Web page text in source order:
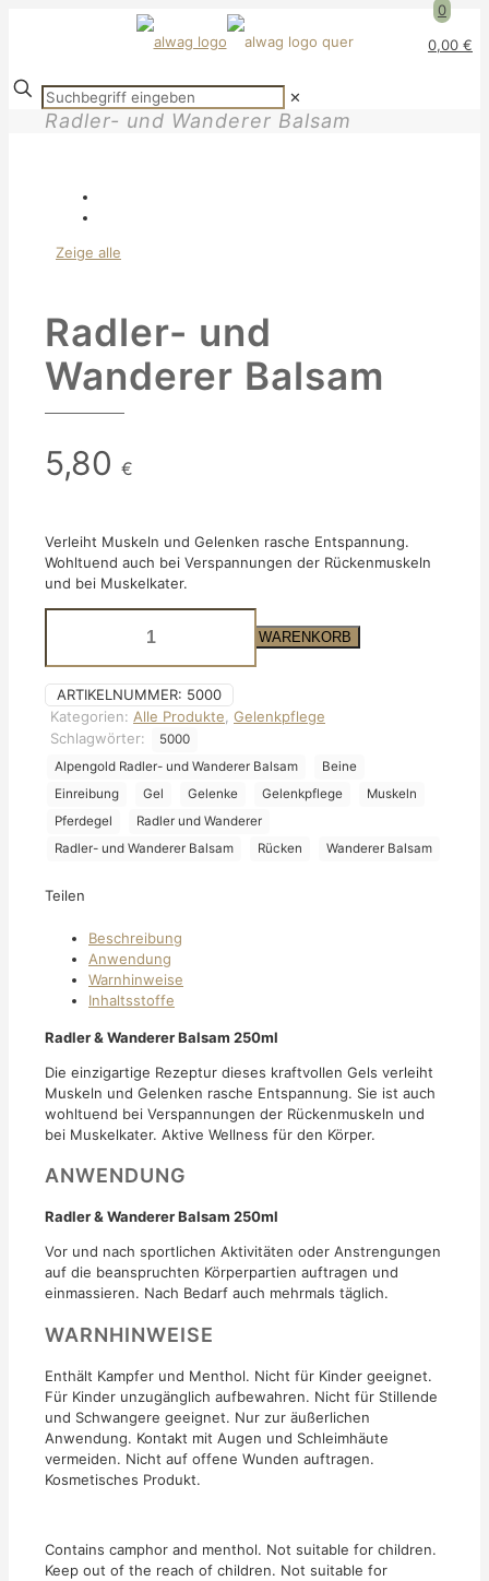
0
0,00 €
✕
Radler- und Wanderer Balsam
Zeige alle
Radler- und
Wanderer Balsam
5,80 €
Verleiht Muskeln und Gelenken rasche Entspannung.
Wohltuend auch bei Verspannungen der Rückenmuskeln
und bei Muskelkater.
Menge
IN DEN WARENKORB
ARTIKELNUMMER: 5000
Kategorien: Alle Produkte Gelenkpflege
Schlagwörter:
5000
Alpengold Radler- und Wanderer Balsam
Beine
Einreibung
Gel Gelenke Gelenkpflege
Muskeln
Pferdegel
Radler und Wanderer
Radler- und Wanderer Balsam
Rücken Wanderer Balsam
Teilen
Beschreibung
Anwendung
Warnhinweise
Inhaltsstoffe
Radler & Wanderer Balsam 250ml
Die einzigartige Rezeptur dieses kraftvollen Gels verleiht
Muskeln und Gelenken rasche Entspannung. Sie ist auch
wohltuend bei Verspannungen der Rückenmuskeln und
bei Muskelkater. Aktive Wellness für den Körper.
ANWENDUNG
Radler & Wanderer Balsam 250ml
Vor und nach sportlichen Aktivitäten oder Anstrengungen
auf die beanspruchten Körperpartien auftragen und
einmassieren. Nach Bedarf auch mehrmals täglich.
WARNHINWEISE
Enthält Kampfer und Menthol. Nicht für Kinder geeignet.
Für Kinder unzugänglich aufbewahren. Nicht für Stillende
und Schwangere geeignet. Nur zur äußerlichen
Anwendung. Kontakt mit Augen und Schleimhäute
vermeiden. Nicht auf offene Wunden auftragen.
Kosmetisches Produkt.
Contains camphor and menthol. Not suitable for children.
Keep out of the reach of children. Not suitable for